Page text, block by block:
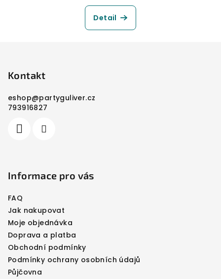
Detail
Kontakt
eshop@partyguliver.cz
793916827
Informace pro vás
FAQ
Jak nakupovat
Moje objednávka
Doprava a platba
Obchodní podmínky
Podmínky ochrany osobních údajů
Půjčovna